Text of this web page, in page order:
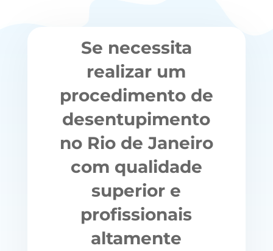
Se necessita
realizar um
procedimento de
desentupimento
no Rio de Janeiro
com qualidade
superior e
profissionais
altamente